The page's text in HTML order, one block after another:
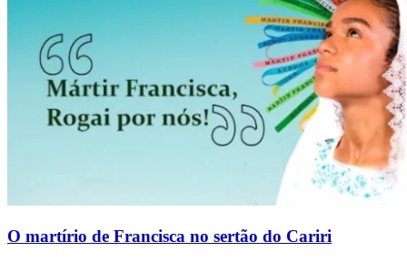
O martírio de Francisca no sertão do Cariri